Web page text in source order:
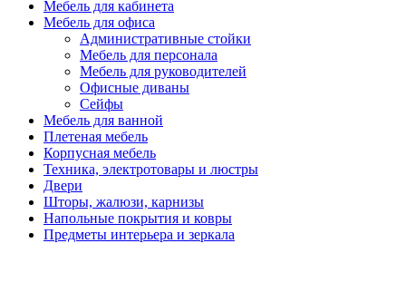
Мебель для кабинета
Мебель для офиса
Административные стойки
Мебель для персонала
Мебель для руководителей
Офисные диваны
Сейфы
Мебель для ванной
Плетеная мебель
Корпусная мебель
Техника, электротовары и люстры
Двери
Шторы, жалюзи, карнизы
Напольные покрытия и ковры
Предметы интерьера и зеркала